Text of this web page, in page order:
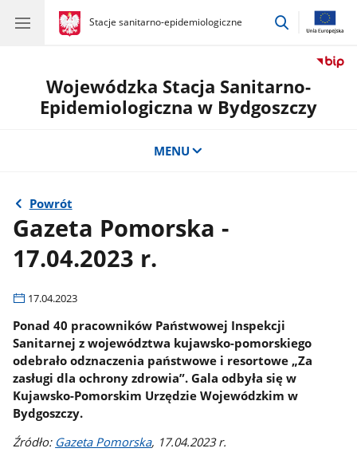
gov.pl
Stacje sanitarno-epidemiologiczne
gov.pl
Stacje
przejdź
Wojewódzka Stacja Sanitarno-
Epidemiologiczna w Bydgoszczy
MENU
Powrót
Gazeta Pomorska -
17.04.2023 r.
17.04.2023
Ponad 40 pracowników Państwowej Inspekcji
Sanitarnej z województwa kujawsko-pomorskiego
odebrało odznaczenia państwowe i resortowe „Za
zasługi dla ochrony zdrowia”. Gala odbyła się w
Kujawsko-Pomorskim Urzędzie Wojewódzkim w
Bydgoszczy.
Źródło: Gazeta Pomorska, 17.04.2023 r.